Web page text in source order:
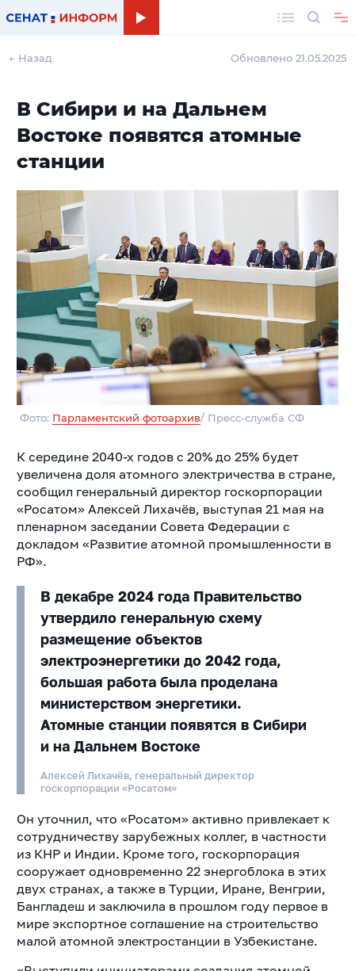
← Назад Обновлено 21.05.2025
В Сибири и на Дальнем
Востоке появятся атомные
станции
Фото: Парламентский фотоархив/ Пресс-служба СФ
К середине 2040-х годов с 20% до 25% будет
увеличена доля атомного электричества в стране,
сообщил генеральный директор госкорпорации
«Росатом» Алексей Лихачёв, выступая 21 мая на
пленарном заседании Совета Федерации с
докладом «Развитие атомной промышленности в
РФ».
В декабре 2024 года Правительство
утвердило генеральную схему
размещение объектов
электроэнергетики до 2042 года,
большая работа была проделана
министерством энергетики.
Атомные станции появятся в Сибири
и на Дальнем Востоке
Алексей Лихачёв, генеральный директор
госкорпорации «Росатом»
Он уточнил, что «Росатом» активно привлекает к
сотрудничеству зарубежных коллег, в частности
из КНР и Индии. Кроме того, госкорпорация
сооружает одновременно 22 энергоблока в этих
двух странах, а также в Турции, Иране, Венгрии,
Бангладеш и заключила в прошлом году первое в
мире экспортное соглашение на строительство
малой атомной электростанции в Узбекистане.